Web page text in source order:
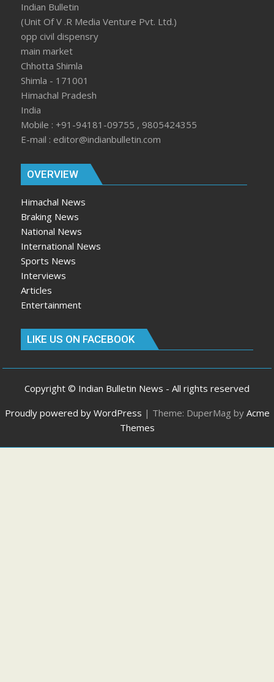
Indian Bulletin
(Unit Of V .R Media Venture Pvt. Ltd.)
opp civil dispensry
main market
Chhotta Shimla
Shimla - 171001
Himachal Pradesh
India
Mobile : +91-94181-09755 , 9805424355
E-mail : editor@indianbulletin.com
OVERVIEW
Himachal News
Braking News
National News
International News
Sports News
Interviews
Articles
Entertainment
LIKE US ON FACEBOOK
Copyright © Indian Bulletin News - All rights reserved
Proudly powered by WordPress | Theme: DuperMag by Acme
Themes